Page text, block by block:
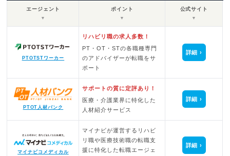
エージェント
▼
ポイント
▼
公式サイト
▼
PTOTSTワーカー
リハビリ職の求人多数！
PT・OT・STの各職種専門
のアドバイザーが転職をサ
ポート
詳細
PTOT人材バンク
サポートの質に定評あり！
医療・介護業界に特化した
人材紹介サービス
詳細
マイナビコメディカル
マイナビが運営するリハビ
リ職や医療技術職の転職支
援に特化した転職エージェ
詳細